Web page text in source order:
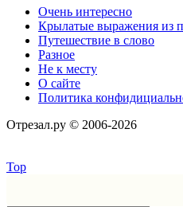
Очень интересно
Крылатые выражения из
Путешествие в слово
Разное
Не к месту
О сайте
Политика
Отрезал.ру © 2006-2026
Top